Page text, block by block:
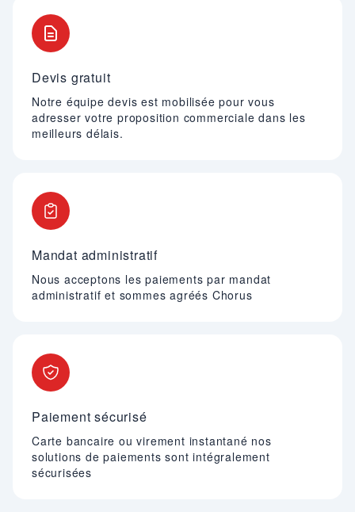
Devis gratuit
Notre équipe devis est mobilisée pour vous
adresser votre proposition commerciale dans les
meilleurs délais.
Mandat administratif
Nous acceptons les paiements par mandat
administratif et sommes agréés Chorus
Paiement sécurisé
Carte bancaire ou virement instantané nos
solutions de paiements sont intégralement
sécurisées